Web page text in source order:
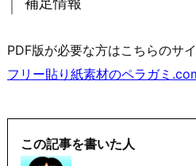
PDF版が必要な方はこちらのサ
フリー貼り紙素材のペラガミ
この記事を書いた人